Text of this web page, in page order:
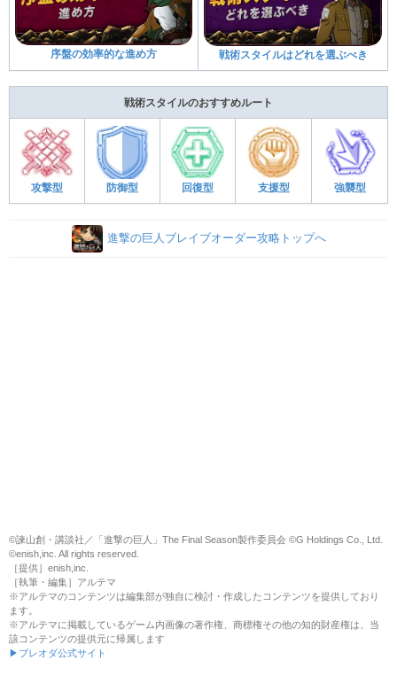
序盤の効率的な進め方 戦術スタイルはどれを選ぶべき
戦術スタイルのおすすめルート
攻撃型 防御型 回復型 支援型 強襲型
進撃の巨人ブレイブオーダー攻略トップへ
©諫山創・講談社／「進撃の巨人」The Final Season製作委員会 ©G Holdings Co., Ltd.
©enish,inc. All rights reserved.
［提供］enish,inc.
［執筆・編集］アルテマ
※アルテマのコンテンツは編集部が独自に検討・作成したコンテンツを提供しており
ます。
※アルテマに掲載しているゲーム内画像の著作権、商標権その他の知的財産権は、当
該コンテンツの提供元に帰属します
▶ブレオダ公式サイト